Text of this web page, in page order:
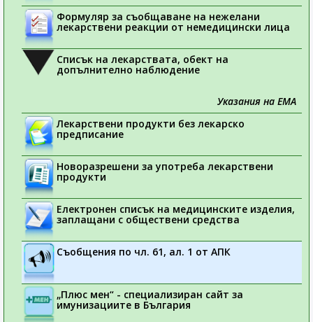
Формуляр за съобщаване на нежелани
лекарствени реакции от немедицински лица
Списък на лекарствата, обект на
допълнително наблюдение
Указания на ЕМА
Лекарствени продукти без лекарско
предписание
Новоразрешени за употреба лекарствени
продукти
Електронен списък на медицинските изделия,
заплащани с обществени средства
Съобщения по чл. 61, ал. 1 от АПК
„Плюс мен“ - специализиран сайт за
имунизациите в България